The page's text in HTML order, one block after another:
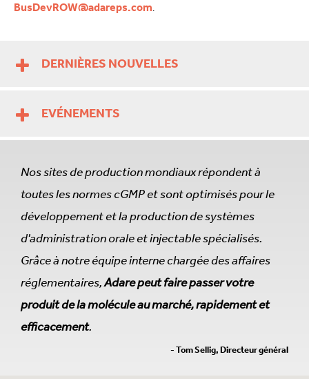
BusDevROW@adareps.com.
DERNIÈRES NOUVELLES
EVÉNEMENTS
Nos sites de production mondiaux répondent à
toutes les normes cGMP et sont optimisés pour le
développement et la production de systèmes
d'administration orale et injectable spécialisés.
Grâce à notre équipe interne chargée des affaires
réglementaires,Adare peut faire passer votre
produit de la molécule au marché, rapidement et
efficacement.
- Tom Sellig, Directeur général